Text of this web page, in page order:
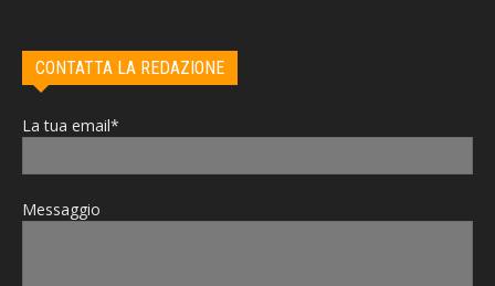
CONTATTA LA REDAZIONE
La tua email*
Messaggio